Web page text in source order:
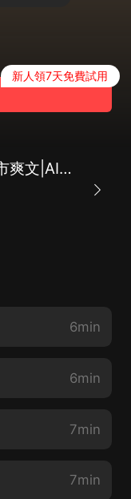
新人領7天免費試用
鑒寶玉瞳|黃金瞳|都市爽文|AI多播
6min
6min
7min
7min